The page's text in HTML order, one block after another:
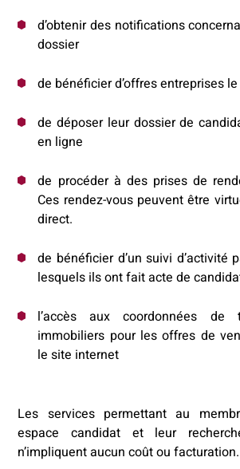
d’obtenir des notifications
dossier
de bénéficier d’offres entreprises
de déposer leur dossier de
en ligne
de procéder à des prises de
Ces rendez-vous peuvent être
direct.
de bénéficier d’un suivi d’activité
lesquels ils ont fait acte de
l’accès aux coordonnées de
immobiliers pour les offres de
le site internet
Les services permettant au
espace candidat et leur
n’impliquent aucun coût ou facturation.